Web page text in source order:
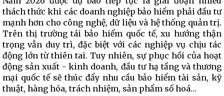
thách thức khi các doanh nghiệp bảo hiểm phải đầu tư
mạnh hơn cho công nghệ, dữ liệu và hệ thống quản trị.
Trên thị trường tái bảo hiểm quốc tế, xu hướng thận
trọng vẫn duy trì, đặc biệt với các nghiệp vụ chịu tác
động lớn từ thiên tai. Tuy nhiên, sự phục hồi của hoạt
động sản xuất - kinh doanh, đầu tư hạ tầng và thương
mại quốc tế sẽ thúc đẩy nhu cầu bảo hiểm tài sản, kỹ
thuật, hàng hóa, trách nhiệm, sản phẩm số hoá…